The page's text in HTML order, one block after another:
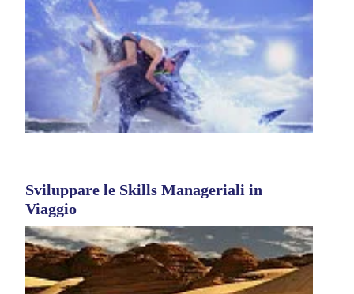
Sviluppare le Skills Manageriali in
Viaggio